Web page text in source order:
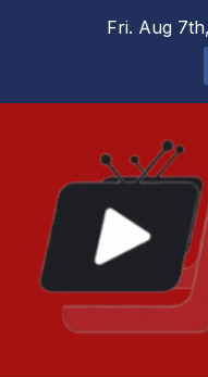
Fri. Aug